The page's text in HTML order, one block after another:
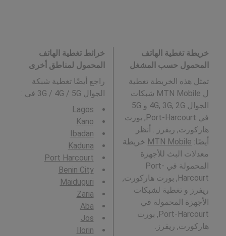
خريطة تغطية الهاتف
المحمول حسب المشغل
تمثل هذه الخريطة تغطية
ل MTN Mobile شبكات
الجوال 4G, 3G, 2G و 5G
في Port-Harcourt, بورت
هاركورت, ريفرز . أنظر
أيضًا: MTN Mobile خريطة
معدلات البث للأجهزة
المحمولة في Port-
Harcourt, بورت هاركورت,
ريفرز و تغطية لشبكات
الأجهزة المحمولة في
Port-Harcourt, بورت
هاركورت, ريفرز.
خرائط تغطية الهاتف
المحمول لمناطق أخرى
راجع أيضًا تغطية شبكة
الجوال 3G / 4G / 5G في
:
Lagos
Kano
Ibadan
Kaduna
Port Harcourt
Benin City
Maiduguri
Zaria
Aba
Jos
Ilorin